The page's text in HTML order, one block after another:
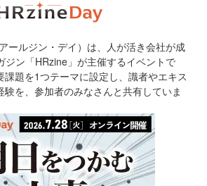
ールジン・デイ）は、人が活き会社が成
ジン「HRzine」が主催するイベントで
題を1つテーマに設定し、識者やエキス
を、参加者のみなさんと共有していま